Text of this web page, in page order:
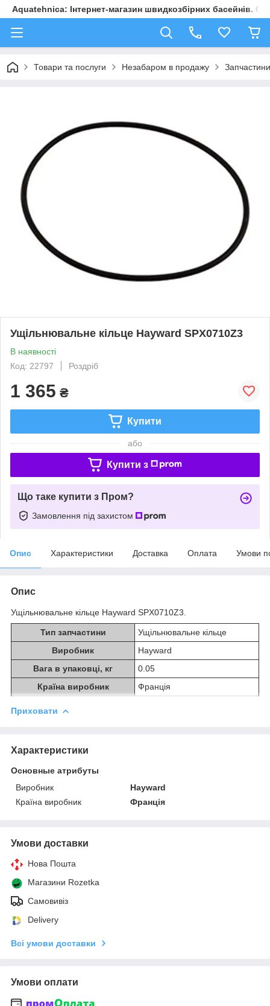
Aquatehnica: Інтернет-магазин швидкозбірних басейнів.
Товари та послуги Незабаром в продажу
Ущільнювальне кільце Hayward SPX0710Z3
В наявності
Код: 22797
Роздріб
1 365 ₴
Купити
або
Купити з
Що таке купити з Пром?
Замовлення під захистом
Опис Характеристики Доставка Оплата Умови
Опис
Ущільнювальне кільце Hayward SPX0710Z3.
Тип запчастини
Ущільнювальне кільце
Виробник
Hayward
Вага в упаковці, кг
0.05
Країна виробник
Франція
Приховати
Характеристики
Основные атрибуты
Виробник
Hayward
Країна виробник
Франція
Умови доставки
Нова Пошта
Магазини Rozetka
Самовивіз
Delivery
Всі умови доставки
Умови оплати